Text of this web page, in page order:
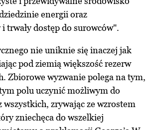
energii oraz
trwały dostęp do surowców".
nie uniknie się inaczej jak
pod ziemią większość rezerw
Zbiorowe wyzwanie polega na tym,
polu uczynić możliwym do
wszystkich, zrywając ze wzrostem
zniechęca do wszelkiej